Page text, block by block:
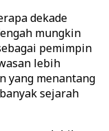
dekade
mungkin
pemimpin
lebih
yang menantang
sejarah